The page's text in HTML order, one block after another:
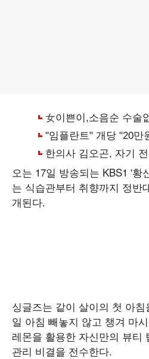
오는 17일 방송되는 KBS1 '황
는 식습관부터 취향까지 정반
개된다.
싱글즈는 같이 살이의 첫 아
일 아침 빼놓지 않고 챙겨 마
레몬을 활용한 자신만의 뷰티
관리 비결을 전수한다.